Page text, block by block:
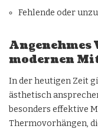
Fehlende oder
modernen
In der heutigen Zeit
ästhetisch
besonders effektive
Thermovorhängen,